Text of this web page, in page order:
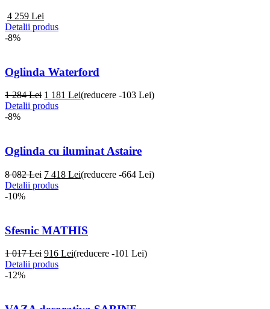
4 259 Lei
Detalii produs
-8%
Oglinda Waterford
1 284 Lei 1 181 Lei(reducere -103 Lei)
Detalii produs
-8%
Oglinda cu iluminat Astaire
8 082 Lei 7 418 Lei(reducere -664 Lei)
Detalii produs
-10%
Sfesnic MATHIS
1 017 Lei 916 Lei(reducere -101 Lei)
Detalii produs
-12%